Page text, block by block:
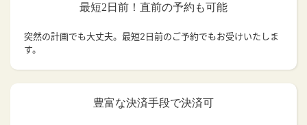
最短2日前！直前の予約も可能
突然の計画でも大丈夫。 最短2日前のご予約でもお受けいたしま
す。
豊富な決済手段で決済可